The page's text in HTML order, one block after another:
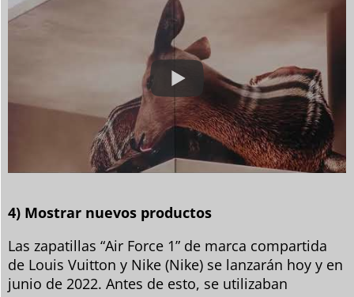
4) Mostrar nuevos productos
Las zapatillas “Air Force 1” de marca compartida
de Louis Vuitton y Nike (Nike) se lanzarán hoy y en
junio de 2022. Antes de esto, se utilizaban